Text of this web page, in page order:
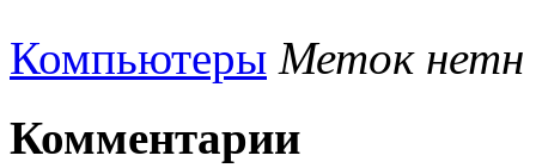
Компьютеры Меток нетн
Комментарии